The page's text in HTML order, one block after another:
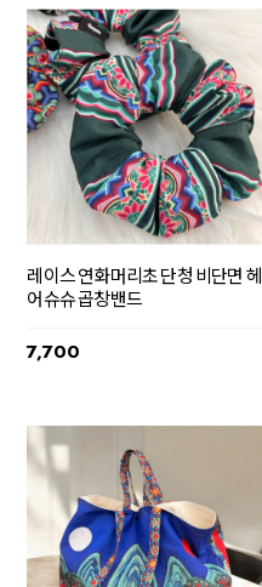
레이스 연화머리초 단청 비단면 헤
어슈슈 곱창밴드
7,700